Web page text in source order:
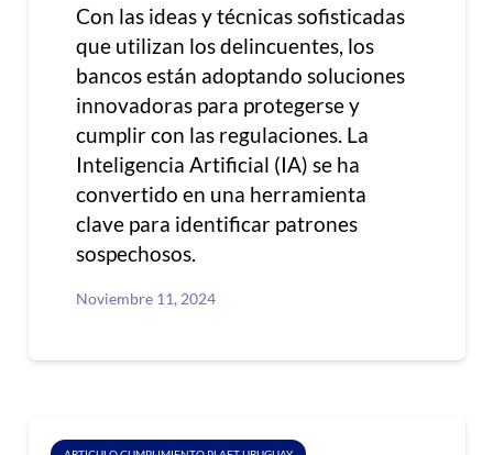
Con las ideas y técnicas sofisticadas
que utilizan los delincuentes, los
bancos están adoptando soluciones
innovadoras para protegerse y
cumplir con las regulaciones. La
Inteligencia Artificial (IA) se ha
convertido en una herramienta
clave para identificar patrones
sospechosos.
Noviembre 11, 2024